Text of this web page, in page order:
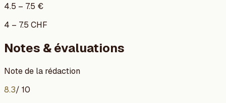
4.5 – 7.5 €
4 – 7.5 CHF
Notes & évaluations
Note de la rédaction
8.3/ 10